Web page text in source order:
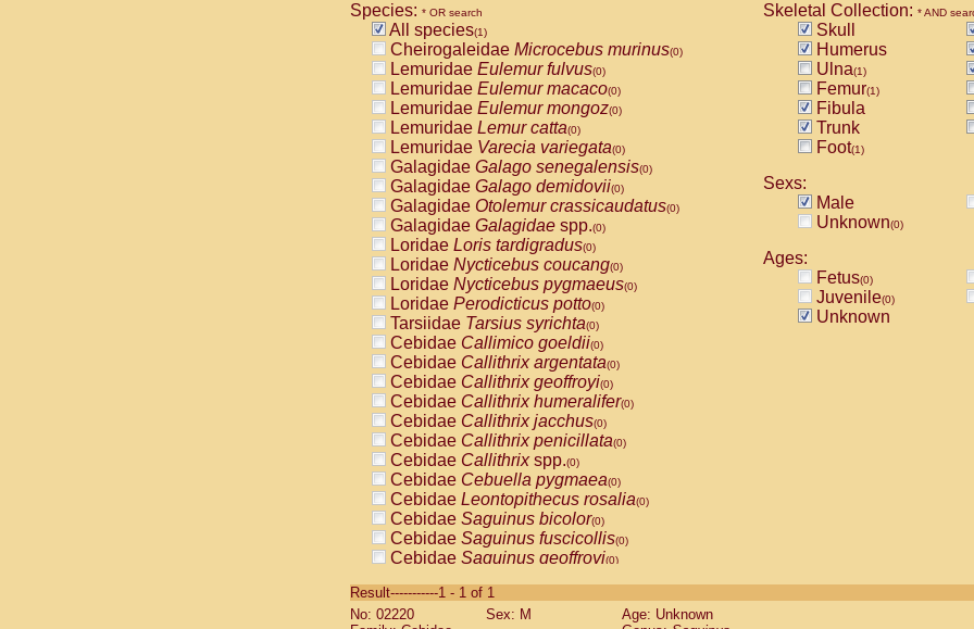
Species: * OR search
All species(1)
Cheirogaleidae Microcebus murinus(0)
Lemuridae Eulemur fulvus(0)
Lemuridae Eulemur macaco(0)
Lemuridae Eulemur mongoz(0)
Lemuridae Lemur catta(0)
Lemuridae Varecia variegata(0)
Galagidae Galago senegalensis(0)
Galagidae Galago demidovii(0)
Galagidae Otolemur crassicaudatus(0)
Galagidae Galagidae spp.(0)
Loridae Loris tardigradus(0)
Loridae Nycticebus coucang(0)
Loridae Nycticebus pygmaeus(0)
Loridae Perodicticus potto(0)
Tarsiidae Tarsius syrichta(0)
Cebidae Callimico goeldii(0)
Cebidae Callithrix argentata(0)
Cebidae Callithrix geoffroyi(0)
Cebidae Callithrix humeralifer(0)
Cebidae Callithrix jacchus(0)
Cebidae Callithrix penicillata(0)
Cebidae Callithrixspp.(0)
Cebidae Cebuella pygmaea(0)
Cebidae Leontopithecus rosalia(0)
Cebidae Saguinus bicolor(0)
Cebidae Saguinus fuscicollis(0)
Cebidae Saguinus geoffroyi(0)
CebidaeSaguinus labiatus(0)
Cebidae Saguinus leucopus (0)
Skeletal Collection: * AND
Skull
Humerus
Ulna(1)
Femur(1)
Fibula
Trunk
Foot(1)
Sexs:
Male
Unknown(0)
Ages:
Fetus(0)
Juvenile(0)
Unknown
Result-----------1 - 1 of 1
No: 02220
Sex: M
Age: Unknown